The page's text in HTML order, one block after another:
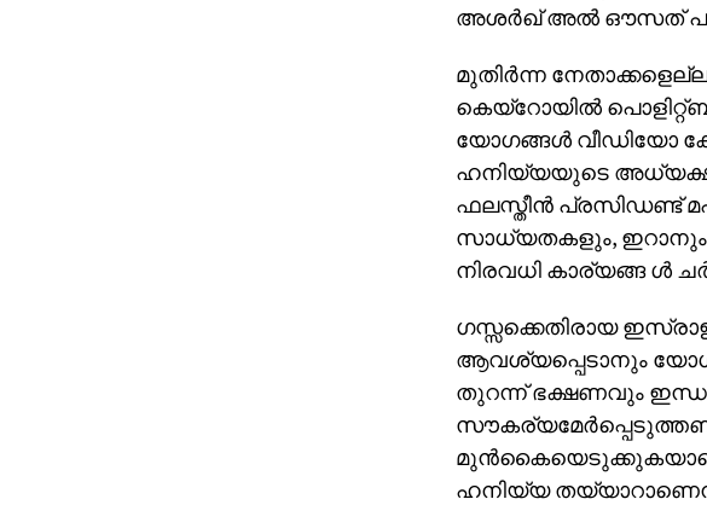
അശര്‍ഖ് അല്‍ ഔസത്
മുതിര്‍ന്ന
കെയ്‌റോയില്‍
യോഗങ്ങള്‍ വീഡിയോ
ഹനിയ്യയുടെ
ഫലസ്തീന്‍ പ്രസിഡണ്ട്
സാധ്യതകളും, ഇറാനും
നിരവധി കാര്യങ്ങ ള്‍
ഗസ്സക്കെതിരായ
ആവശ്യപ്പെടാനും
തുറന്ന് ഭക്ഷണവും
ഹനിയ്യ